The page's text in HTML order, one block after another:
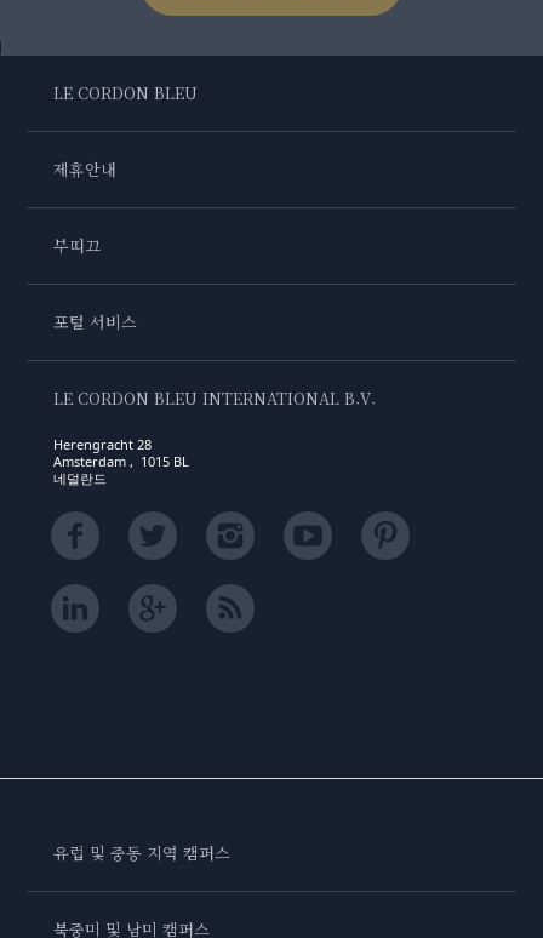
LE CORDON BLEU
제휴안내
부띠끄
포털 서비스
LE CORDON BLEU INTERNATIONAL B.V.
Herengracht 28
Amsterdam , 1015 BL
네덜란드
유럽 및 중동 지역 캠퍼스
북중미 및 남미 캠퍼스